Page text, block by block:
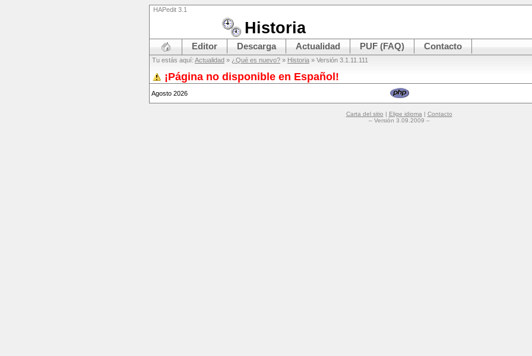
HAPedit 3.1
Historia
Editor Descarga Actualidad PUF (FAQ) Contacto
Tu estás aquí: Actualidad » ¿Qué es nuevo? » Historia » Versión 3.1.11.111
¡Página no disponible en Español!
Agosto 2026
Carta del sitio|Elige idioma|Contacto
– Versión 3.09.2009 –